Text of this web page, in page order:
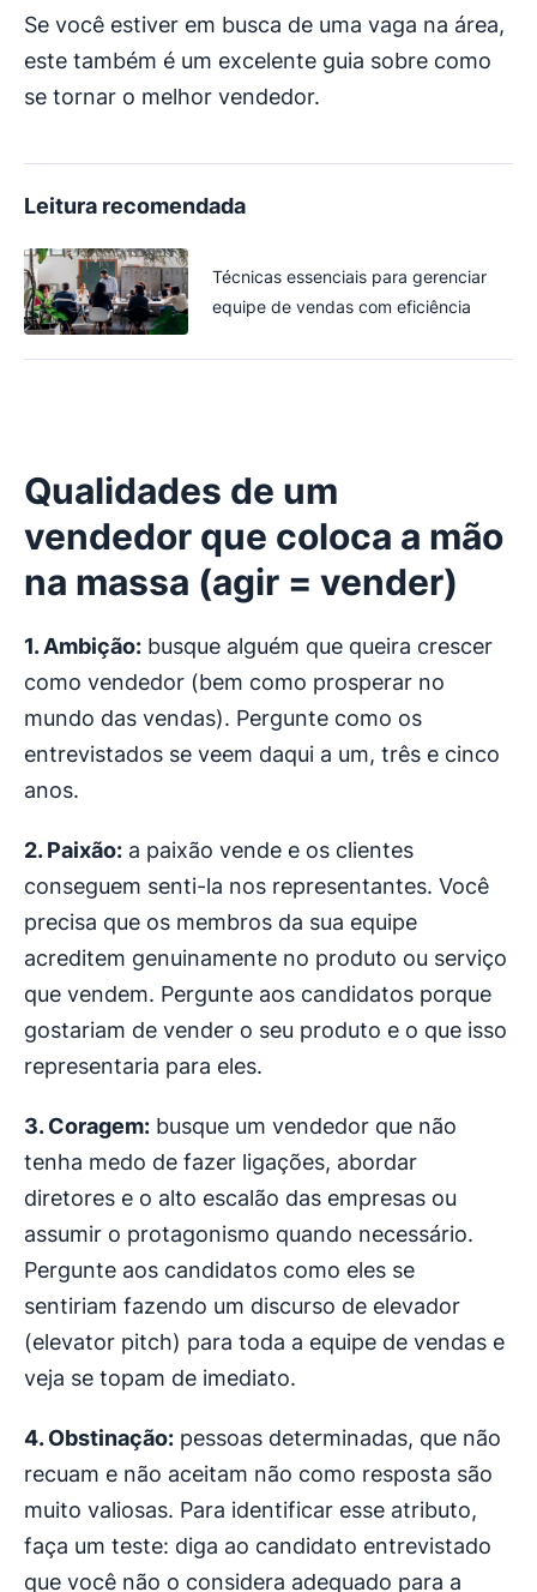
Se você estiver em busca de uma vaga na área,
este também é um excelente guia sobre como
se tornar o melhor vendedor.
Leitura recomendada
Técnicas essenciais para gerenciar
equipe de vendas com eficiência
Qualidades de um
vendedor que coloca a mão
na massa (agir = vender)
1. Ambição: busque alguém que queira crescer
como vendedor (bem como prosperar no
mundo das vendas). Pergunte como os
entrevistados se veem daqui a um, três e cinco
anos.
2. Paixão: a paixão vende e os clientes
conseguem senti-la nos representantes. Você
precisa que os membros da sua equipe
acreditem genuinamente no produto ou serviço
que vendem. Pergunte aos candidatos porque
gostariam de vender o seu produto e o que isso
representaria para eles.
3. Coragem: busque um vendedor que não
tenha medo de fazer ligações, abordar
diretores e o alto escalão das empresas ou
assumir o protagonismo quando necessário.
Pergunte aos candidatos como eles se
sentiriam fazendo um discurso de elevador
(elevator pitch) para toda a equipe de vendas e
veja se topam de imediato.
4. Obstinação: pessoas determinadas, que não
recuam e não aceitam não como resposta são
muito valiosas. Para identificar esse atributo,
faça um teste: diga ao candidato entrevistado
que você não o considera adequado para a